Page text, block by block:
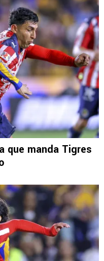
que manda Tigres